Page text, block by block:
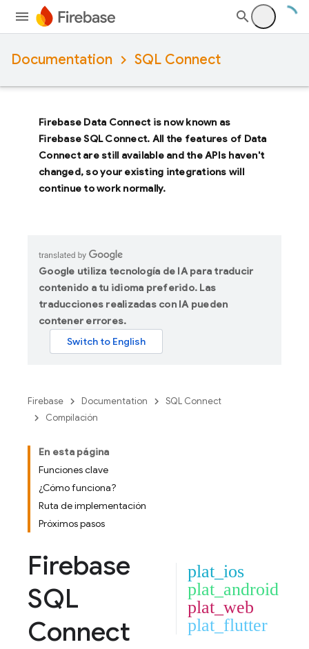
Documentation SQL Connect
Firebase Data Connectis now known as
Firebase SQL Connect. All the features of Data
Connectare still available and the APIs haven't
changed, so your existing integrations will
continue to work normally.
Google utiliza tecnología de IA para traducir
contenido a tu idioma preferido. Las
traducciones realizadas con IA pueden
contener errores.
Firebase Documentation
SQL Connect
Compilación
En esta página
Funciones clave
¿Cómo funciona?
Ruta de implementación
Próximos pasos
Firebase
SQL
Connect
plat_ios
plat_android
plat_web
plat_flutter